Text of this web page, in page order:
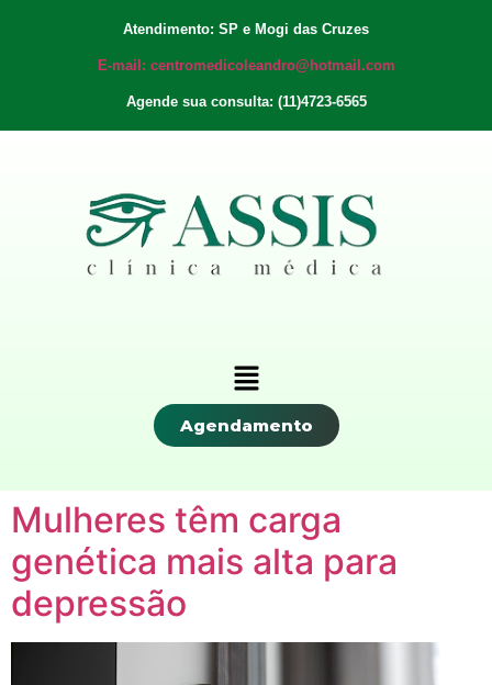
Atendimento: SP e Mogi das Cruzes
E-mail: centromedicoleandro@hotmail.com
Agende sua consulta: (11)4723-6565
Agendamento
Mulheres têm carga
genética mais alta para
depressão